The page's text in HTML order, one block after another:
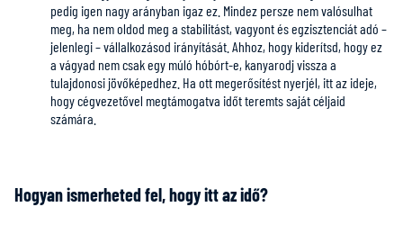
pedig igen nagy arányban igaz ez. Mindez persze nem valósulhat
meg, ha nem oldod meg a stabilitást, vagyont és egzisztenciát adó –
jelenlegi – vállalkozásod irányítását. Ahhoz, hogy kiderítsd, hogy ez
a vágyad nem csak egy múló hóbórt-e, kanyarodj vissza a
tulajdonosi jövőképedhez. Ha ott megerősítést nyerjél, itt az ideje,
hogy cégvezetővel megtámogatva időt teremts saját céljaid
számára.
Hogyan ismerheted fel, hogy itt az idő?